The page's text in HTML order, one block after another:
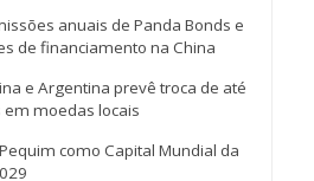
anuais de Panda Bonds e
de financiamento na China
e Argentina prevê troca de até
em moedas locais
como Capital Mundial da